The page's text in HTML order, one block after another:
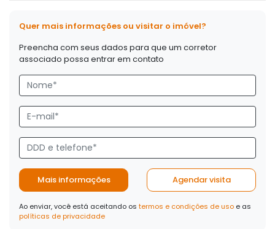
Quer mais informações ou visitar o imóvel?
Preencha com seus dados para que um corretor
associado possa entrar em contato
Mais informações Agendar visita
Ao enviar, você está aceitando os termos e condições de uso e as
políticas de privacidade